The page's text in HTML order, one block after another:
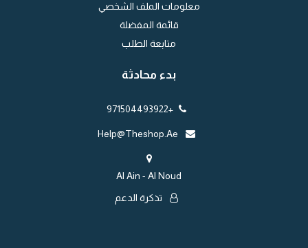
معلومات الملف الشخصي
قائمة المفضلة
متابعة الطلب
بدء محادثة
+971504493922
Al Ain - Al Noud
تذكرة الدعم